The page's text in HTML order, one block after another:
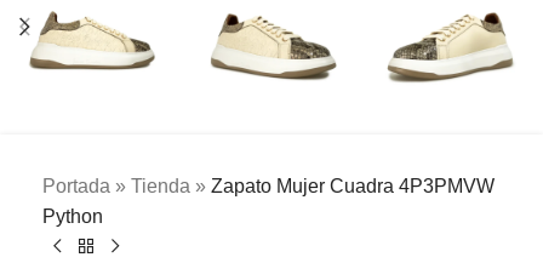
Portada » Tienda » Zapato Mujer Cuadra 4P3PMVW
Python